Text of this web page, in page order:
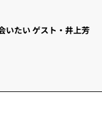
いたい ゲスト・井上芳